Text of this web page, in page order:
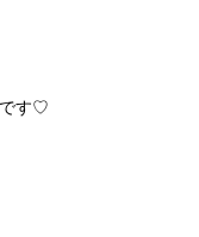
です♡